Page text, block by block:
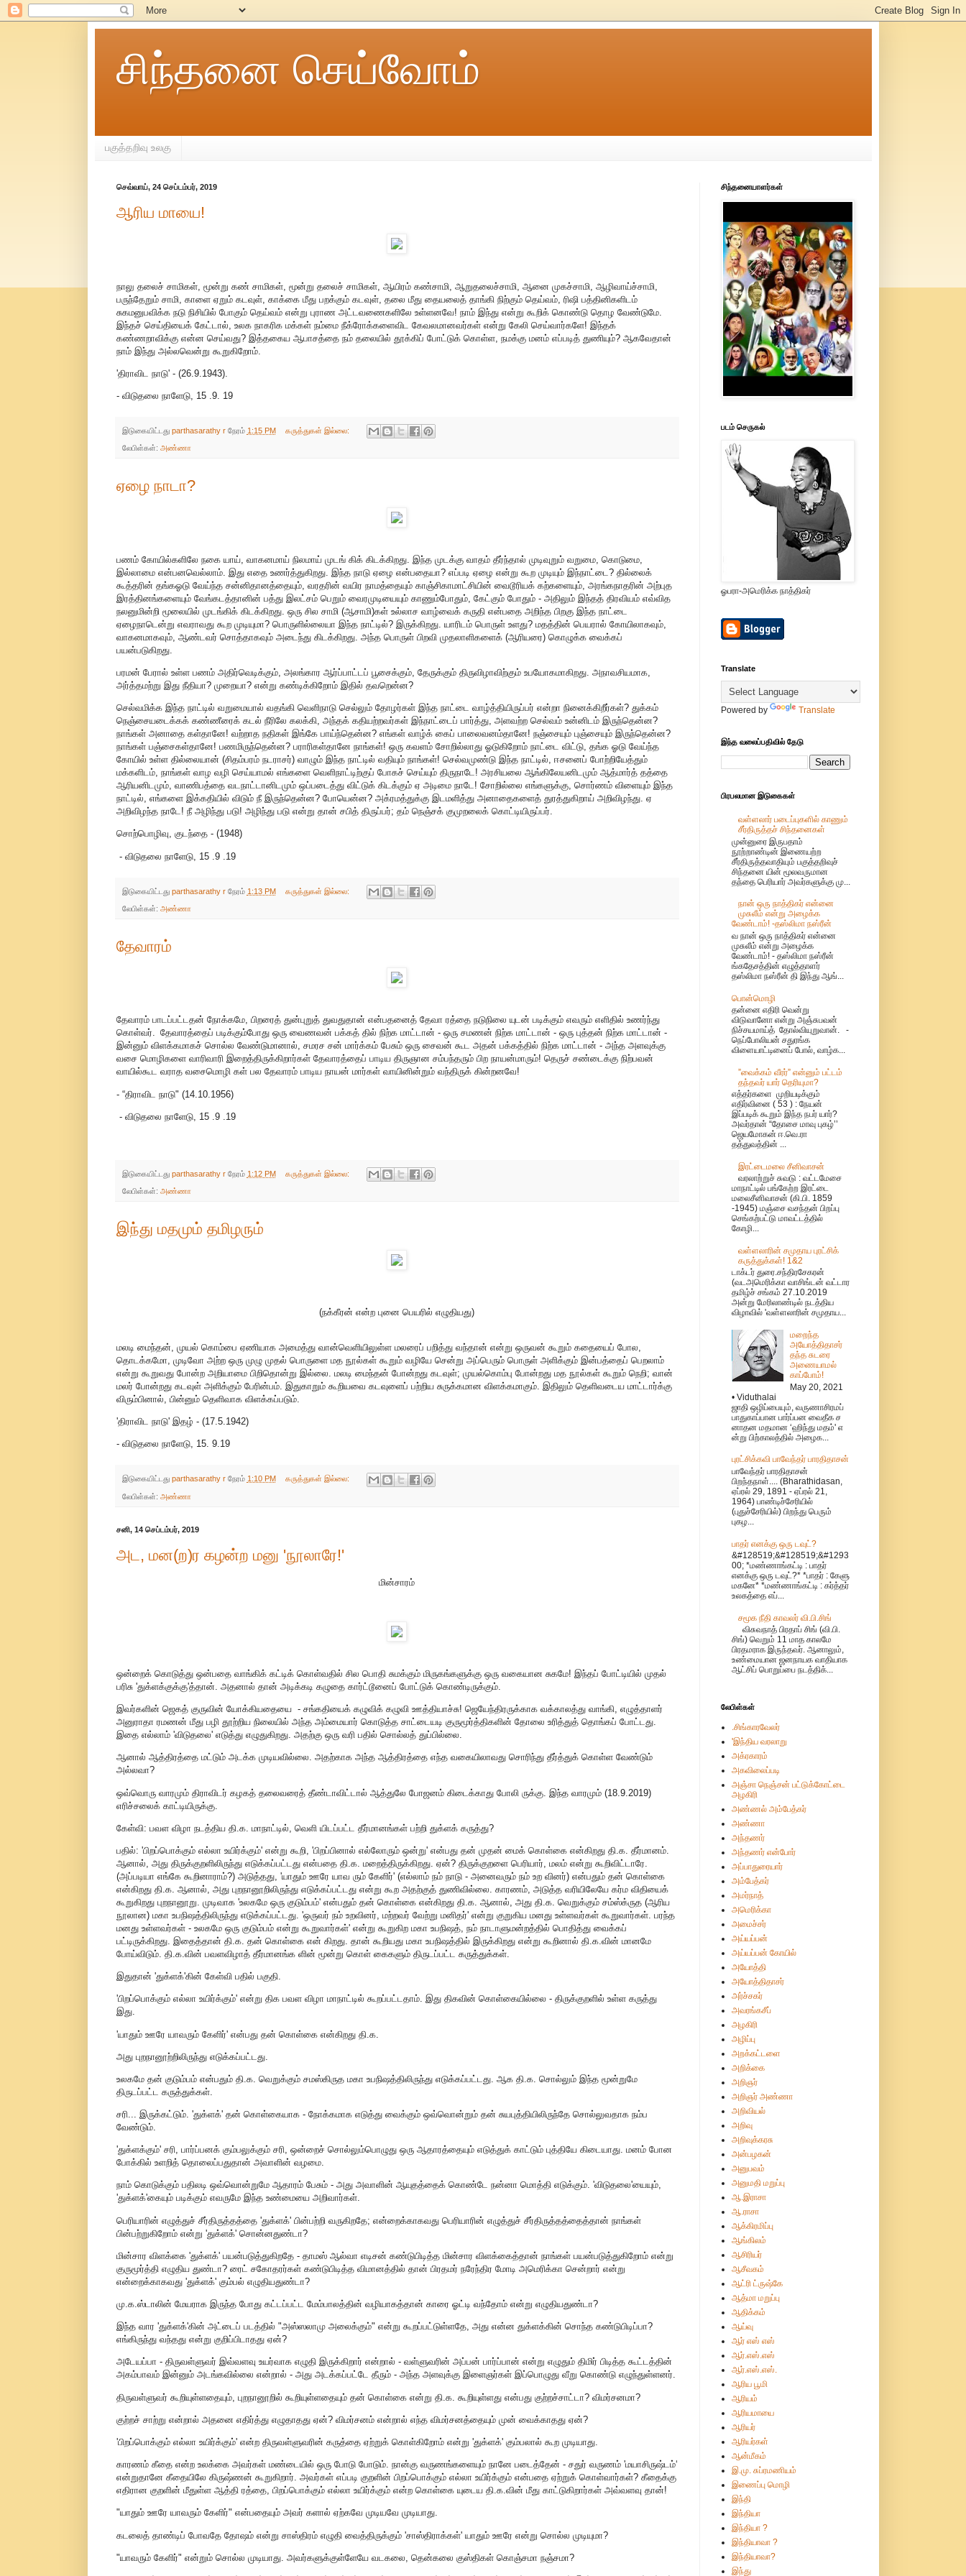
சிந்தனை செய்வோம்
பகுத்தறிவு உலகு
செவ்வாய், 24 செப்டம்பர், 2019
ஆரிய மாயை!
நாலு தலைச் சாமிகள், மூன்று கண் சாமிகள், மூன்று தலைச் சாமிகள், ஆயிரம் கண்சாமி, ஆறுதலைச்சாமி, ஆனை முகச்சாமி, ஆழிவாய்ச்சாமி,
பருந்தேறும் சாமி, காளை ஏறும் கடவுள், காக்கை மீது பறக்கும் கடவுள், தலை மீது தையலைத் தாங்கி நிற்கும் தெய்வம், ரிஷி பத்தினிகளிடம்
சுகமனுபவிக்க நடு நிசியில் போகும் தெய்வம் என்று புராண அட்டவணைகளிலே உள்ளனவே! நாம் இந்து என்று கூறிக் கொண்டு தொழ வேண்டுமே.
இந்தச் செய்தியைக் கேட்டால், உலக நாகரிக மக்கள் நம்மை நீக்ரோக்களைவிட கேவலமானவர்கள் என்று கேலி செய்வார்களே! இந்தக்
கண்ணறாவிக்கு என்ன செய்வது? இத்தகைய ஆபாசத்தை நம் தலையில் தூக்கிப் போட்டுக் கொள்ள, நமக்கு மனம் எப்படித் துணியும்? ஆகவேதான்
நாம் இந்து அல்லவென்று கூறுகிறோம்.
'திராவிட நாடு' - (26.9.1943).
- விடுதலை நாளேடு, 15 .9. 19
இடுகையிட்டது parthasarathy r நேரம் 1:15 PM கருத்துகள் இல்லை:
லேபிள்கள்: அண்ணா
ஏழை நாடா?
பணம் கோயில்களிலே நகை யாய், வாகனமாய் நிலமாய் முடங் கிக் கிடக்கிறது. இந்த முடக்கு வாதம் தீர்ந்தால் முடிவுறும் வறுமை, கொடுமை,
இல்லாமை என்பனவெல்லாம். இது எதை உணர்த்துகிறது. இந்த நாடு ஏழை என்பதையா? எப்படி ஏழை என்று கூற முடியும் இந்நாட்டை? தில்லைக்
கூத்தரின் தங்கஓடு வேய்ந்த சன்னிதானத்தையும், வரதரின் வயிர நாமத்தையும் காஞ்சிகாமாட்சியின் வைடூரியக் கற்களையும், அரங்கநாதரின் அற்புத
இரத்தினங்களையும் வேங்கடத்தானின் பத்து இலட்சம் பெறும் வைரமுடியையும் காணும்போதும், கேட்கும் போதும் - அதிலும் இந்தத் திரவியம் எவ்வித
நலனுமின்றி மூலையில் முடங்கிக் கிடக்கிறது. ஒரு சில சாமி (ஆசாமி)கள் உல்லாச வாழ்வைக் கருதி என்பதை அறிந்த பிறகு இந்த நாட்டை
ஏழைநாடென்று எவராவது கூற முடியுமா? பொருளில்லையா இந்த நாட்டில்? இருக்கிறது. யாரிடம் பொருள் உளது? மதத்தின் பெயரால் கோயிலாகவும்,
வாகனமாகவும், ஆண்டவர் சொத்தாகவும் அடைந்து கிடக்கிறது. அந்த பொருள் பிறவி முதலாளிகளைக் (ஆரியரை) கொழுக்க வைக்கப்
பயன்படுகிறது.
பரமன் பேரால் உள்ள பணம் அதிர்வெடிக்கும், அலங்கார ஆர்ப்பாட்டப் பூசைக்கும், தேருக்கும் திருவிழாவிற்கும் உபயோகமாகிறது. அநாவசியமாக,
அர்த்தமற்று இது நீதியா? முறையா? என்று கண்டிக்கிறோம் இதில் தவறென்ன?
செல்வமிக்க இந்த நாட்டில் வறுமையால் வதங்கி வெளிநாடு செல்லும் தோழர்கள் இந்த நாட்டை வாழ்த்தியிருப்பர் என்றா நினைக்கிறீர்கள்? துக்கம்
நெஞ்சையடைக்கக் கண்ணீரைக் கடல் நீரிலே கலக்கி, அந்தக் கதியற்றவர்கள் இந்நாட்டைப் பார்த்து, அளவற்ற செல்வம் உன்னிடம் இருந்தென்ன?
நாங்கள் அனாதை கள்தானே! வற்றாத நதிகள் இங்கே பாய்ந்தென்ன? எங்கள் வாழ்க் கைப் பாலைவனம்தானே! நஞ்சையும் புஞ்சையும் இருந்தென்ன?
நாங்கள் பஞ்சைகள்தானே! பணமிருந்தென்ன? பராரிகள்தானே நாங்கள்! ஒரு கவளம் சோறில்லாது ஓடுகிறோம் நாட்டை விட்டு, தங்க ஓடு வேய்ந்த
கோயில் உள்ள தில்லையான் (சிதம்பரம் நடராசர்) வாழும் இந்த நாட்டில் வதியும் நாங்கள்! செல்வமுண்டு இந்த நாட்டில், ஈசனைப் போற்றியேத்தும்
மக்களிடம், நாங்கள் வாழ வழி செய்யாமல் எங்களை வெளிநாட்டிற்குப் போகச் செய்யும் திருநாடே! அரசியலை ஆங்கிலேயனிடமும் ஆத்மார்த் தத்தை
ஆரியனிடமும், வாணிபத்தை வடநாட்டானிடமும் ஒப்படைத்து விட்டுக் கிடக்கும் ஏ அடிமை நாடே! சோறில்லை எங்களுக்கு, சொர்ணம் விளையும் இந்த
நாட்டில், எங்களை இக்கதியில் விடும் நீ இருந்தென்ன? போயென்ன? அக்ரமத்துக்கு இடமளித்து அனாதைகளைத் துரத்துகிறாய் அறிவிழந்து. ஏ
அறிவிழந்த நாடே! நீ அழிந்து படு! அழிந்து படு என்று தான் சபித் திருப்பர்; தம் நெஞ்சக் குமுறலைக் கொட்டியிருப்பர்.
சொற்பொழிவு, குடந்தை - (1948)
- விடுதலை நாளேடு, 15 .9 .19
இடுகையிட்டது parthasarathy r நேரம் 1:13 PM கருத்துகள் இல்லை:
லேபிள்கள்: அண்ணா
தேவாரம்
தேவாரம் பாடப்பட்டதன் நோக்கமே, பிறரைத் துன்புறுத் துவதுதான் என்பதனைத் தேவா ரத்தை நடுநிலை யுடன் படிக்கும் எவரும் எளிதில் உணர்ந்து
கொள்வர். தேவாரத்தைப் படிக்கும்போது ஒரு வைணவன் பக்கத் தில் நிற்க மாட்டான் - ஒரு சமணன் நிற்க மாட்டான் - ஒரு புத்தன் நிற்க மாட்டான் -
இன்னும் விளக்கமாகச் சொல்ல வேண்டுமானால், சமரச சன் மார்க்கம் பேசும் ஒரு சைவன் கூட அதன் பக்கத்தில் நிற்க மாட்டான் - அந்த அளவுக்கு
வசை மொழிகளை வாரிவாரி இறைத்திருக்கிறார்கள் தேவாரத்தைப் பாடிய திருஞான சம்பந்தரும் பிற நாயன்மாரும்! தெருச் சண்டைக்கு நிற்பவன்
வாயில்கூட வராத வசைமொழி கள் பல தேவாரம் பாடிய நாயன் மார்கள் வாயினின்றும் வந்திருக் கின்றனவே!
- “திராவிட நாடு" (14.10.1956)
- விடுதலை நாளேடு, 15 .9 .19
இடுகையிட்டது parthasarathy r நேரம் 1:12 PM கருத்துகள் இல்லை:
லேபிள்கள்: அண்ணா
இந்து மதமும் தமிழரும்
(நக்கீரன் என்ற புனை பெயரில் எழுதியது)
மலடி மைந்தன், முயல் கொம்பை ஏணியாக அமைத்து வான்வெளியிலுள்ள மலரைப் பறித்து வந்தான் என்று ஒருவன் கூறும் கதையைப் போல,
தொடக்கமோ, முடிவோ அற்ற ஒரு முழு முதல் பொருளை மத நூல்கள் கூறும் வழியே சென்று அப்பெரும் பொருள் அளிக்கும் இன்பத்தைப் பெறலாம்
என்று கூறுவது போன்ற அறியாமை பிறிதொன்று இல்லை. மலடி மைந்தன் போன்றது கடவுள்; முயல்கொம்பு போன்றது மத நூல்கள் கூறும் நெறி; வான்
மலர் போன்றது கடவுள் அளிக்கும் பேரின்பம். இதுகாறும் கூறியவை கடவுளைப் பற்றிய சுருக்கமான விளக்கமாகும். இதிலும் தெளிவடைய மாட்டார்க்கு
விரும்பினால், பின்னும் தெளிவாக விளக்கப்படும்.
'திராவிட நாடு' இதழ் - (17.5.1942)
- விடுதலை நாளேடு, 15. 9.19
இடுகையிட்டது parthasarathy r நேரம் 1:10 PM கருத்துகள் இல்லை:
லேபிள்கள்: அண்ணா
சனி, 14 செப்டம்பர், 2019
அட, மன(ற)ர கழன்ற மனு 'நூலாரே!'
மின்சாரம்
ஒன்றைக் கொடுத்து ஒன்பதை வாங்கிக் கட்டிக் கொள்வதில் சில பொதி சுமக்கும் மிருகங்களுக்கு ஒரு வகையான சுகமே! இந்தப் போட்டியில் முதல்
பரிசு 'துக்ளக்குக்கு'த்தான். அதனால் தான் அடிக்கடி கழுதை கார்ட்டூனைப் போட்டுக் கொண்டிருக்கும்.
இவர்களின் ஜெகத் குருவின் யோக்கியதையை - சங்கதியைக் கழுவிக் கழுவி ஊத்தியாச்சு! ஜெயேந்திரருக்காக வக்காலத்து வாங்கி, எழுத்தாளர்
அனுராதா ரமணன் மீது பழி தூற்றிய நிலையில் அந்த அம்மையார் கொடுத்த சாட்டையடி குருமூர்த்திகளின் தோலை உரித்துத் தொங்கப் போட்டது.
இதை எல்லாம் 'விடுதலை' எடுத்து எழுதுகிறது. அதற்கு ஒரு வரி பதில் சொல்லத் துப்பில்லை.
ஆனால் ஆத்திரத்தை மட்டும் அடக்க முடியவில்லை. அதற்காக அந்த ஆத்திரத்தை எந்த வகையிலாவது சொரிந்து தீர்த்துக் கொள்ள வேண்டும்
அல்லவா?
ஒவ்வொரு வாரமும் திராவிடர் கழகத் தலைவரைத் தீண்டாவிட்டால் ஆத்துலே போஜனம் கிடைக்காது போலி ருக்கு. இந்த வாரமும் (18.9.2019)
எரிச்சலைக் காட்டியிருக்கு.
கேள்வி: பவள விழா நடத்திய தி.க. மாநாட்டில், வெளி யிடப்பட்ட தீர்மானங்கள் பற்றி துக்ளக் கருத்து?
பதில்: 'பிறப்பொக்கும் எல்லா உயிர்க்கும்' என்று கூறி, 'பிறப்பினால் எல்லோரும் ஒன்று' என்பது தன் முதன் மைக் கொள்கை என்கிறது தி.க. தீர்மானம்.
ஆனால், அது திருக்குறளிலிருந்து எடுக்கப்பட்டது என்பதை தி.க. மறைத்திருக்கிறது. ஏன்? திருக்குறளை பெரியார், மலம் என்று கூறிவிட்டாரே.
(அப்படியா எங்கே கூறினாராம்?) அடுத்தது, 'யாதும் ஊரே யாவ ரும் கேளிர்' (எல்லாம் நம் நாடு - அனைவரும் நம் உற வினர்) என்பதும் தன் கொள்கை
என்கிறது தி.க. ஆனால், அது புறநானூறிலிருந்து எடுக்கப்பட்டது என்று கூற அதற்குத் துணிவில்லை. காரணம், அடுத்த வரியிலேயே கர்ம விதியைக்
கூறுகிறது புறநானூறு. முடிவாக 'உலகமே ஒரு குடும்பம்' என்பதும் தன் கொள்கை என்கிறது தி.க. ஆனால், அது தி.க. வெறுக்கும் சம்ஸ்க்ருத (ஆரிய
நூலான) மகா உபநிஷத்திலிருந்து எடுக்கப்பட்டது. 'ஒருவர் நம் உறவினர், மற்றவர் வேற்று மனிதர்' என்று குறுகிய மனது உள்ளவர்கள் கூறுவார்கள். பரந்த
மனது உள்ளவர்கள் - உலகமே ஒரு குடும்பம் என்று கூறுவார்கள்' என்று கூறுகிற மகா உபநிஷத், நம் நாடாளுமன்றத்தில் பொதித்து வைக்கப்
பட்டிருக்கிறது. இதைத்தான் தி.க. தன் கொள்கை என் கிறது. தான் கூறியது மகா உபநிஷத்தில் இருக்கிறது என்று கூறினால் தி.க.வின் மானமே
போய்விடும். தி.க.வின் பவளவிழாத் தீர்மானங்க ளின் மூன்று கொள் கைகளும் திருடப்பட்ட கருத்துக்கள்.
இதுதான் 'துக்ளக்'கின் கேள்வி பதில் பகுதி.
'பிறப்பொக்கும் எல்லா உயிர்க்கும்' என்று திக பவள விழா மாநாட்டில் கூறப்பட்டதாம். இது திகவின் கொள்கையில்லை - திருக்குறளில் உள்ள கருத்து
இது.
'யாதும் ஊரே யாவரும் கேளிர்' என்பது தன் கொள்கை என்கிறது தி.க.
அது புறநானூற்றிலிருந்து எடுக்கப்பட்டது.
உலகமே தன் குடும்பம் என்பதும் தி.க. வெறுக்கும் சமஸ்கிருத மகா உபநிஷத்திலிருந்து எடுக்கப்பட்டது. ஆக தி.க. சொல்லும் இந்த மூன்றுமே
திருடப்பட்ட கருத்துக்கள்.
சரி... இருக்கட்டும். 'துக்ளக்' தன் கொள்கையாக - நோக்கமாக எடுத்து வைக்கும் ஒவ்வொன்றும் தன் சுயபுத்தியிலிருந்தே சொல்லுவதாக நம்ப
வேண்டும்.
'துக்ளக்கும்' சரி, பார்ப்பனக் கும்பலுக்கும் சரி, ஒன்றைச் சொல்லும்பொழுது ஒரு ஆதாரத்தையும் எடுத்துக் காட்டும் புத்தியே கிடையாது. மனம் போன
போக்கில் உளறித் தொலைப்பதுதான் அவாளின் வழமை.
நாம் கொடுக்கும் பதிலடி ஒவ்வொன்றுமே ஆதாரம் பேசும் - அது அவாளின் ஆயுதத்தைக் கொண்டே நன்னா மொத்தி எடுக்கும். 'விடுதலை'யையும்,
'துக்ளக்'கையும் படிக்கும் எவருமே இந்த உண்மையை அறிவார்கள்.
பெரியாரின் எழுத்துச் சீர்திருத்தத்தை 'துக்ளக்' பின்பற்றி வருகிறதே; என்றைக்காகவது பெரியாரின் எழுத்துச் சீர்திருத்தத்தைத்தான் நாங்கள்
பின்பற்றுகிறோம் என்று 'துக்ளக்' சொன்னதுண்டா?
மின்சார விளக்கை 'துக்ளக்' பயன்படுத்துகிறதே - தாமஸ் ஆல்வா எடிசன் கண்டுபிடித்த மின்சார விளக்கைத்தான் நாங்கள் பயன்படுத்துகிறோம் என்று
குருமூர்த்தி எழுதிய துண்டா? ரைட் சகோதரர்கள் கண்டுபிடித்த விமானத்தில் தான் பிரதமர் நரேந்திர மோடி அமெரிக்கா சென்றார் என்று
என்றைக்காகவது 'துக்ளக்' கும்பல் எழுதியதுண்டா?
மு.க.ஸ்டாலின் மேயராக இருந்த போது கட்டப்பட்ட மேம்பாலத்தின் வழியாகத்தான் காரை ஓட்டி வந்தோம் என்று எழுதியதுண்டா?
இந்த வார 'துக்ளக்'கின் அட்டைப் படத்தில் "அஸ்ஸலாமு அலைக்கும்" என்று கூறப்பட்டுள்ளதே, அது என்ன துக்ளக்கின் சொந்த கண்டுபிடிப்பா?
எங்கிருந்து வந்தது என்று குறிப்பிடாதது ஏன்?
அடேயப்பா - திருவள்ளுவர் இவ்வளவு உயர்வாக எழுதி இருக்கிறார் என்றால் - வள்ளுவரின் அப்பன் பார்ப்பான் என்று எழுதும் திமிர் பிடித்த கூட்டத்தின்
அகம்பாவம் இன்னும் அடங்கவில்லை என்றால் - அது அடக்கப்பட்டே தீரும் - அந்த அளவுக்கு இளைஞர்கள் இப்பொழுது வீறு கொண்டு எழுந்துள்ளனர்.
திருவள்ளுவர் கூறியுள்ளதையும், புறநானூறில் கூறியுள்ளதையும் தன் கொள்கை என்று தி.க. கூறியுள்ளது என்பது குற்றச்சாட்டா? விமர்சனமா?
குற்றச் சாற்று என்றால் அதனை எதிர்த்து எழுதாதது ஏன்? விமர்சனம் என்றால் எந்த விமர்சனத்தையும் முன் வைக்காதது ஏன்?
'பிறப்பொக்கும் எல்லா உயிர்க்கும்' என்ற திருவள்ளுவரின் கருத்தை ஏற்றுக் கொள்கிறோம் என்று 'துக்ளக்' கும்பலால் கூற முடியாது.
காரணம் கீதை என்ற உலக்கை அவர்கள் மண்டையில் ஒரு போடு போடும். நான்கு வருணங்களையும் நானே படைத்தேன் - சதுர் வருணம் 'மயாசிருஷ்டம்‘
என்றுதானே கீதையிலே கிருஷ்ணன் கூறுகிறார். அவர்கள் எப்படி குறளின் பிறப்பொக்கும் எல்லா உயிர்க்கும் என்பதை ஏற்றுக் கொள்வார்கள்? கீதைக்கு
எதிரான குறளின் மீதுள்ள ஆத்தி ரத்தை, பிறப்பொக்கும் எல்லா உயிர்க்கும் என்ற கொள்கை யுடைய தி.க.வின் மீது காட்டுகிறார்கள் அவ்வளவு தான்!
"யாதும் ஊரே யாவரும் கேளிர்" என்பதையும் அவர் களால் ஏற்கவே முடியவே முடியாது.
கடலைத் தாண்டிப் போவதே தோஷம் என்று சாஸ்திரம் எழுதி வைத்திருக்கும் 'சாஸ்திராக்கள்' யாதும் ஊரே என்று சொல்ல முடியுமா?
"யாவரும் கேளிர்" என்றும் சொல்ல முடியாது. அவர்களுக்குள்ளேயே வடகலை, தென்கலை குஸ்திகள் கொஞ்சமா நஞ்சமா?
சிந்தனையாளர்கள்
படம் செருகல்
ஓபரா-அமெரிக்க நாத்திகர்
Translate
Powered by Translate
இந்த வலைப்பதிவில் தேடு
பிரபலமான இடுகைகள்
வள்ளலார் படைப்புகளில் காணும்
சீர்திருத்தச் சிந்தனைகள்
முன்னுரை இருபதாம்
நூற்றாண்டின் இணையற்ற
சீர்திருத்தவாதியும் பகுத்தறிவுச்
சிந்தனை யின் மூலவருமான
தந்தை பெரியார் அவர்களுக்கு மு...
நான் ஒரு நாத்திகர் என்னை
முசுலீம் என்று அழைக்க
வேண்டாம்! -தஸ்லிமா நஸ்ரீன்
வ நான் ஒரு நாத்திகர் என்னை
முசுலீம் என்று அழைக்க
வேண்டாம்! - தஸ்லிமா நஸ்ரீன்
ங்கதேசத்தின் எழுத்தாளர்
தஸ்லிமா நஸ்ரீன் தி இந்து ஆங்...
பொன்மொழி
தன்னை எதிரி வென்று
விடுவானோ என்று அஞ்சுபவன்
நிச்சயமாய்த் தோல்வியுறுவான். -
நெப்போலியன் சதுரங்க
விளையாட்டினைப் போல், வாழ்க...
”வைக்கம் வீரர்” என்னும் பட்டம்
தந்தவர் யார் தெரியுமா?
எத்தர்களை முறியடிக்கும்
எதிர்வினை ( 53 ) : நேயன்
இப்படிக் கூறும் இந்த நபர் யார்?
அவர்தான் “தோசை மாவு புகழ்’’
ஜெயமோகன் ஈ.வெ.ரா
தத்துவத்தின் ...
இரட்டைமலை சீனிவாசன்
வரலாற்றுச் சுவடு : வட்டமேசை
மாநாட்டில் பங்கேற்ற இரட்டை
மலைசீனிவாசன் (கி.பி. 1859
-1945) மஞ்சை வசந்தன் பிறப்பு
செங்கற்பட்டு மாவட்டத்தில்
கோழி...
வள்ளலாரின் சமுதாய புரட்சிக்
கருத்துக்கள்! 1&2
டாக்டர் துரை.சந்திரசேகரன்
(வடஅமெரிக்கா வாசிங்டன் வட்டார
தமிழ்ச் சங்கம் 27.10.2019
அன்று மேரிலாண்டில் நடத்திய
விழாவில் 'வள்ளலாரின் சமுதாய...
மறைந்த
அயோத்திதாசர்
தந்த சுடரை
அணையாமல்
காப்போம்!
May 20, 2021
• Viduthalai
ஜாதி ஒழிப்பையும், வருணாசிரமப்
பாதுகாப்பான பார்ப்பன வைதீக ச
னாதன மதமான ‘ஹிந்து மதம்' எ
ன்று பிற்காலத்தில் அழைக...
புரட்சிக்கவி பாவேந்தர் பாரதிதாசன்
பாவேந்தர் பாரதிதாசன்
பிறந்தநாள்.... (Bharathidasan,
ஏப்ரல் 29, 1891 - ஏப்ரல் 21,
1964) பாண்டிச்சேரியில்
(புதுச்சேரியில்) பிறந்து பெரும்
புகழ...
பாதர் எனக்கு ஒரு டவுட்?
&#128519;&#128519;&#1293
00; *மண்ணாங்கட்டி : பாதர்
எனக்கு ஒரு டவுட்?* *பாதர் : கேளு
மகனே* *மண்ணாங்கட்டி : கர்த்தர்
உலகத்தை எப்...
சமூக நீதி காவலர் வி.பி.சிங்
விசுவநாத் பிரதாப் சிங் (வி.பி.
சிங்) வெறும் 11 மாத காலமே
பிரதமராக இருந்தவர். ஆனாலும்,
உண்மையான ஜனநாயக வாதியாக
ஆட்சிப் பொறுப்பை நடத்திக்...
லேபிள்கள்
.சிங்காரவேலர்
'இந்திய வரலாறு
அக்ரகாரம்
அகவிலைப்படி
அஞ்சா நெஞ்சன் பட்டுக்கோட்டை
அழகிரி
அண்ணல் அம்பேத்கர்
அண்ணா
அந்தணர்
அந்தணர் என்போர்
அப்பாதுரையார்
அம்பேத்கர்
அமர்நாத்
அமெரிக்கா
அமைச்சர்
அய்யப்பன்
அய்யப்பன் கோயில்
அயோத்தி
அயோத்திதாசர்
அர்ச்சகர்
அவரங்கசீப்
அழகிரி
அழிப்பு
அறக்கட்டளை
அறிக்கை
அறிஞர்
அறிஞர் அண்ணா
அறிவியல்
அறிவு
அறிவுக்கரசு
அன்பழகன்
அனுபவம்
அனுமதி மறுப்பு
ஆ.இராசா
ஆ.ராசா
ஆக்கிரமிப்பு
ஆங்கிலம்
ஆசிரியர்
ஆசீவகம்
ஆட்ரி ட்ருஷ்கே
ஆத்மா மறுப்பு
ஆதிக்கம்
ஆய்வு
ஆர் எஸ் எஸ்
ஆர்.எஸ்.எஸ்
ஆர்.எஸ்.எஸ்.
ஆரிய பூமி
ஆரியம்
ஆரியமாயை
ஆரியர்
ஆரியர்கள்
ஆன்மீகம்
இ.மு. சுப்ரமணியம்
இணைப்பு மொழி
இந்தி
இந்தியா
இந்தியா ?
இந்தியாவா ?
இந்தியாவா?
இந்து